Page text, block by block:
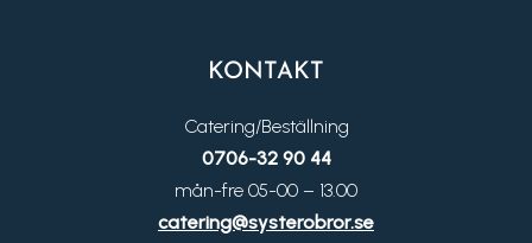
KONTAKT
Catering/Beställning
0706-32 90 44
mån-fre 05-00 – 13.00
catering@systerobror.se